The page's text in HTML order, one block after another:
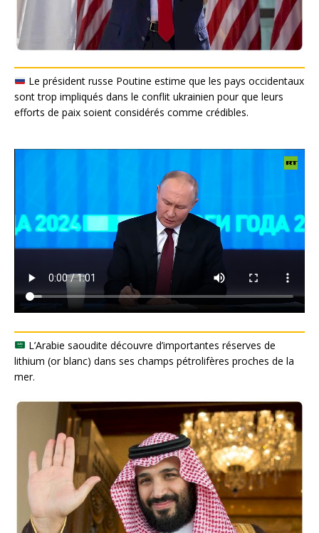
Le président russe Poutine estime que les pays occidentaux
sont trop impliqués dans le conflit ukrainien pour que leurs
efforts de paix soient considérés comme crédibles.
L’Arabie saoudite découvre d’importantes réserves de
lithium (or blanc) dans ses champs pétrolifères proches de la
mer.